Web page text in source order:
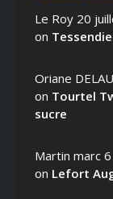
Le Roy 20
on
Oriane
on Tourtel
sucre
Martin marc
on Lefort